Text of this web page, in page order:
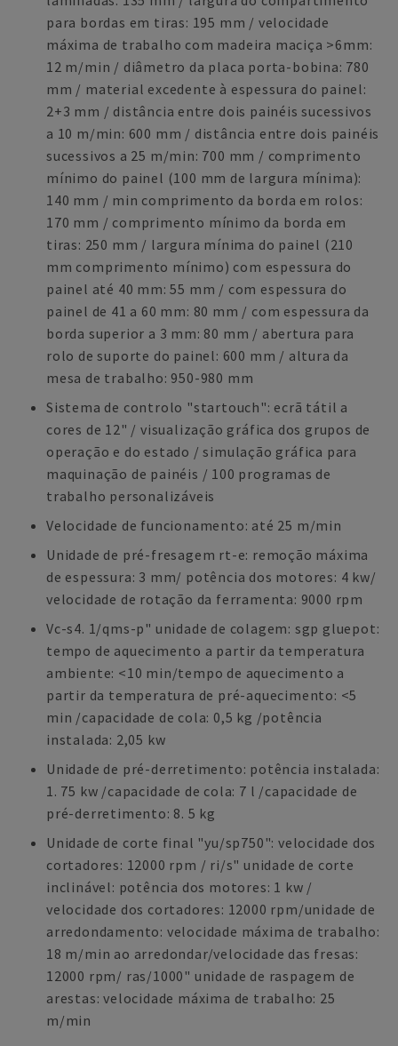
para bordas em tiras: 195 mm / velocidade
máxima de trabalho com madeira maciça >6mm:
12 m/min / diâmetro da placa porta-bobina: 780
mm / material excedente à espessura do painel:
2+3 mm / distância entre dois painéis sucessivos
a 10 m/min: 600 mm / distância entre dois painéis
sucessivos a 25 m/min: 700 mm / comprimento
mínimo do painel (100 mm de largura mínima):
140 mm / min comprimento da borda em rolos:
170 mm / comprimento mínimo da borda em
tiras: 250 mm / largura mínima do painel (210
mm comprimento mínimo) com espessura do
painel até 40 mm: 55 mm / com espessura do
painel de 41 a 60 mm: 80 mm / com espessura da
borda superior a 3 mm: 80 mm / abertura para
rolo de suporte do painel: 600 mm / altura da
mesa de trabalho: 950-980 mm
Sistema de controlo "startouch": ecrã tátil a
cores de 12" / visualização gráfica dos grupos de
operação e do estado / simulação gráfica para
maquinação de painéis / 100 programas de
trabalho personalizáveis
Velocidade de funcionamento: até 25 m/min
Unidade de pré-fresagem rt-e: remoção máxima
de espessura: 3 mm/ potência dos motores: 4 kw/
velocidade de rotação da ferramenta: 9000 rpm
Vc-s4. 1/qms-p" unidade de colagem: sgp gluepot:
tempo de aquecimento a partir da temperatura
ambiente: <10 min/tempo de aquecimento a
partir da temperatura de pré-aquecimento: <5
min /capacidade de cola: 0,5 kg /potência
instalada: 2,05 kw
Unidade de pré-derretimento: potência instalada:
1. 75 kw /capacidade de cola: 7 l /capacidade de
pré-derretimento: 8. 5 kg
Unidade de corte final "yu/sp750": velocidade dos
cortadores: 12000 rpm / ri/s" unidade de corte
inclinável: potência dos motores: 1 kw /
velocidade dos cortadores: 12000 rpm/unidade de
arredondamento: velocidade máxima de trabalho:
18 m/min ao arredondar/velocidade das fresas:
12000 rpm/ ras/1000" unidade de raspagem de
arestas: velocidade máxima de trabalho: 25
m/min